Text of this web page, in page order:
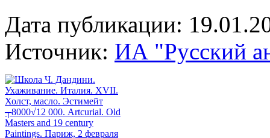
Дата публикации:
Источник: ИА "Русский